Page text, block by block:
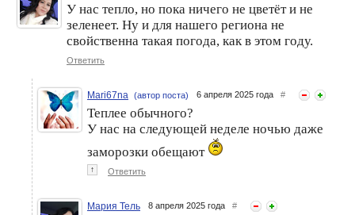
У нас тепло, но пока ничего не цветёт и не
зеленеет. Ну и для нашего региона не
свойственна такая погода, как в этом году.
Ответить
Mari67na (автор поста) 6 апреля 2025 года #
Теплее обычного?
У нас на следующей неделе ночью даже
заморозки обещают
↑ Ответить
Мария Тель 8 апреля 2025 года #